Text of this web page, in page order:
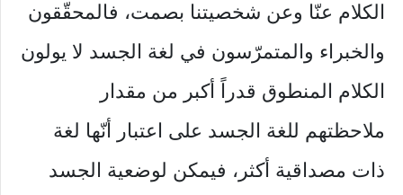
الكلام عنّا وعن شخصيتنا بصمت، فالمحقّقون
والخبراء والمتمرّسون في لغة الجسد لا يولون
الكلام المنطوق قدراً أكبر من مقدار
ملاحظتهم للغة الجسد على اعتبار أنّها لغة
ذات مصداقية أكثر، فيمكن لوضعية الجسد